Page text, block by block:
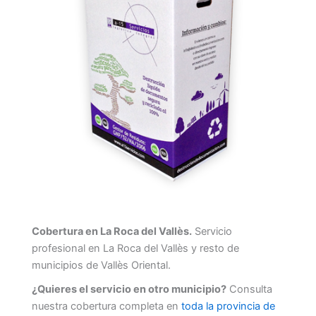
Cobertura en La Roca del Vallès. Servicio
profesional en La Roca del Vallès y resto de
municipios de Vallès Oriental.
¿Quieres el servicio en otro municipio? Consulta
nuestra cobertura completa en toda la provincia de